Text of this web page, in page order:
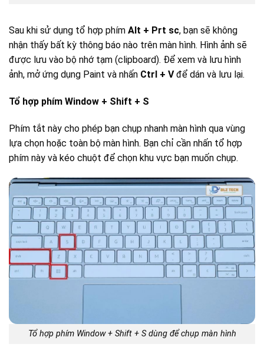
Sau khi sử dụng tổ hợp phím Alt + Prt sc, bạn sẽ không
nhận thấy bất kỳ thông báo nào trên màn hình. Hình ảnh sẽ
được lưu vào bộ nhớ tạm (clipboard). Để xem và lưu hình
ảnh, mở ứng dụng Paint và nhấn Ctrl + Vđể dán và lưu lại.
Tổ hợp phím Window + Shift + S
Phím tắt này cho phép bạn chụp nhanh màn hình qua vùng
lựa chọn hoặc toàn bộ màn hình. Bạn chỉ cần nhấn tổ hợp
phím này và kéo chuột để chọn khu vực bạn muốn chụp.
Tổ hợp phím Window + Shift + S dùng để chụp màn hình